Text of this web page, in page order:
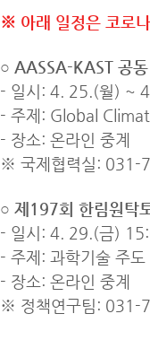
※ 아래 일정은 코로
○ AASSA-KAST 공
- 일시: 4. 25.(월) ~
- 주제: Global
- 장소: 온라인 중계
※ 국제협력실: 031-
○ 제197회 한림원탁
- 일시: 4. 29.(금)
- 주제: 과학기술 주
- 장소: 온라인 중계
※ 정책연구팀: 031-